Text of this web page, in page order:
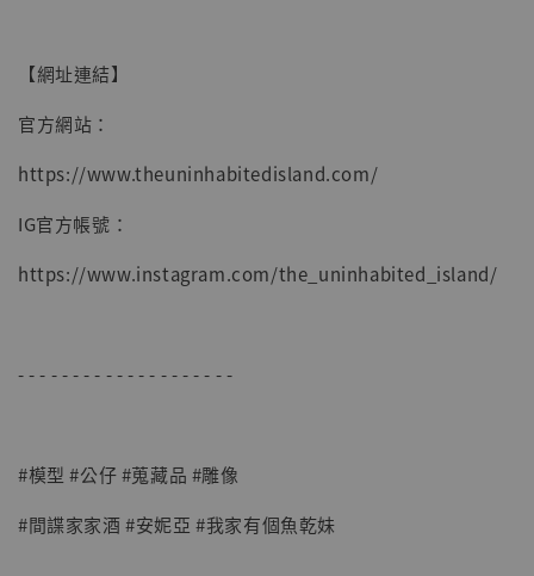
【網址連結】
官方網站：
https://www.theuninhabitedisland.com/
IG官方帳號：
https://www.instagram.com/the_uninhabited_island/
- - - - - - - - - - - - - - - - - - - -
#模型 #公仔 #蒐藏品 #雕像
#間諜家家酒 #安妮亞 #我家有個魚乾妹